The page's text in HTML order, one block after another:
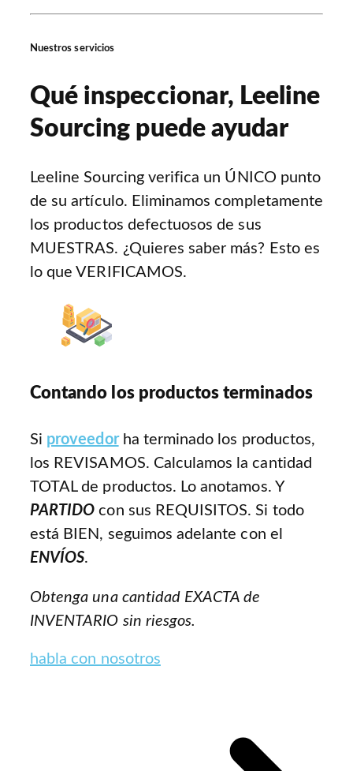
Nuestros servicios
Qué inspeccionar, Leeline
Sourcing puede ayudar
Leeline Sourcing verifica un ÚNICO punto
de su artículo. Eliminamos completamente
los productos defectuosos de sus
MUESTRAS. ¿Quieres saber más? Esto es
lo que VERIFICAMOS.
Contando los productos terminados
Si proveedorha terminado los productos,
los REVISAMOS. Calculamos la cantidad
TOTAL de productos. Lo anotamos. Y
PARTIDO con sus REQUISITOS. Si todo
está BIEN, seguimos adelante con el
ENVÍOS.
Obtenga una cantidad EXACTA de
INVENTARIO sin riesgos.
habla con nosotros